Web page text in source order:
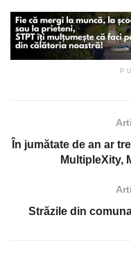
În jumătate de an ar
MultipleXity,
Străzile din